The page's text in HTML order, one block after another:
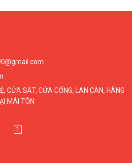
CỬA SẮT, CỬA CỔNG, LAN CAN, HÀNG
MÁI TÔN
1